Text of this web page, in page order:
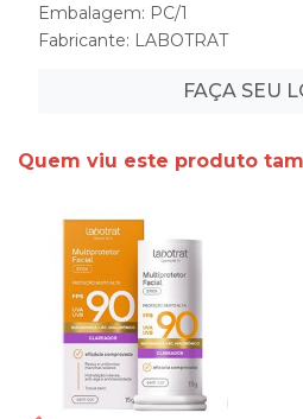
Embalagem: PC/1
Fabricante: LABOTRAT
FAÇA SEU
Quem viu este produto